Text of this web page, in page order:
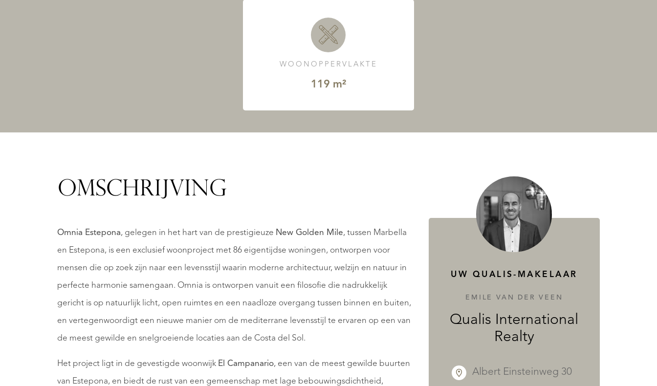
WOONOPPERVLAKTE
119 m²
OMSCHRIJVING
Omnia Estepona, gelegen in het hart van de prestigieuze New Golden Mile, tussen Marbella
en Estepona, is een exclusief woonproject met 86 eigentijdse woningen, ontworpen voor
mensen die op zoek zijn naar een levensstijl waarin moderne architectuur, welzijn en natuur in
perfecte harmonie samengaan. Omnia is ontworpen vanuit een filosofie die nadrukkelijk
gericht is op natuurlijk licht, open ruimtes en een naadloze overgang tussen binnen en buiten,
en vertegenwoordigt een nieuwe manier om de mediterrane levensstijl te ervaren op een van
de meest gewilde en snelgroeiende locaties aan de Costa del Sol.
Het project ligt in de gevestigde woonwijk El Campanario, een van de meest gewilde buurten
van Estepona, en biedt de rust van een gemeenschap met lage bebouwingsdichtheid,
UW QUALIS-MAKELAAR
EMILE VAN DER VEEN
Qualis International
Realty
Albert Einsteinweg 30
AANBOD DIENSTEN
OVER QUALIS